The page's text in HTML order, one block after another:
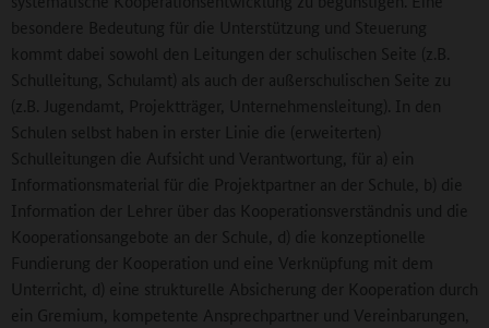
besondere Bedeutung für die Unterstützung und Steuerung
kommt dabei sowohl den Leitungen der schulischen Seite (z.B.
Schulleitung, Schulamt) als auch der außerschulischen Seite zu
(z.B. Jugendamt, Projektträger, Unternehmensleitung). In den
Schulen selbst haben in erster Linie die (erweiterten)
Schulleitungen die Aufsicht und Verantwortung, für a) ein
Informationsmaterial für die Projektpartner an der Schule, b) die
Information der Lehrer über das Kooperationsverständnis und die
Kooperationsangebote an der Schule, d) die konzeptionelle
Fundierung der Kooperation und eine Verknüpfung mit dem
Unterricht, d) eine strukturelle Absicherung der Kooperation durch
ein Gremium, kompetente Ansprechpartner und Vereinbarungen,